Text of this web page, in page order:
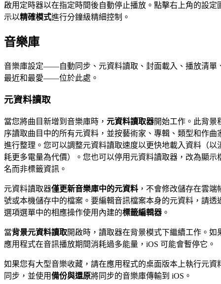
啟用定時器以在指定時間後自動停止播放。點擊右上角的設定
示以精確模式進行分鐘級精細控制。
音樂庫
音樂庫設定——自動同步、元資料讀取、封面載入、播放清單
最近和最愛——位於此處。
元資料讀取
當您將曲目新增到音樂庫時， 元資料讀取器開始工作。此背景
序讀取曲目中的所有元資料，並按藝術家、專輯、類型和作曲
進行整理。您可以調整元資料讀取速度以更快地載入資料（以
耗更多電量為代價）。您也可以停用元資料讀取器，改為顯示
名而非標籤資訊。
元資料讀取器僅更新音樂庫中的元資料 ，不會修改儲存在雲端
號或本機儲存中的檔案。要編輯音訊檔案本身的元資料，請透
選項選單中的相應操作使用內建的標籤編輯器 。
當背景元資料讀取開啟時，讀取器在背景模式下繼續工作。如
應用程式在音訊播放期間消耗過多能量，iOS 可能會暫停它。
如果您有大型音樂收藏，請在應用程式的桌面版本上執行元資
同步，並使用備份與還原將同步的音樂庫傳輸到 iOS。